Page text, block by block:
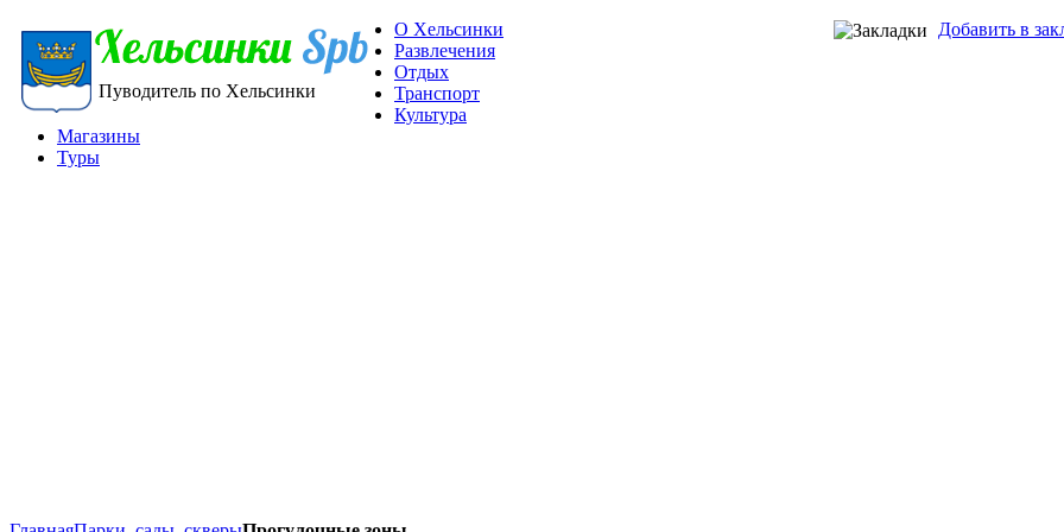
Пуводитель по Хельсинки
Добавить в
О Хельсинки
Развлечения
Отдых
Транспорт
Культура
Магазины
Туры